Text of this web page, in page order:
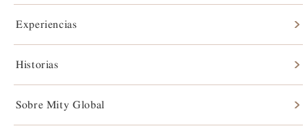
Experiencias
Historias
Sobre Mity Global
Historias